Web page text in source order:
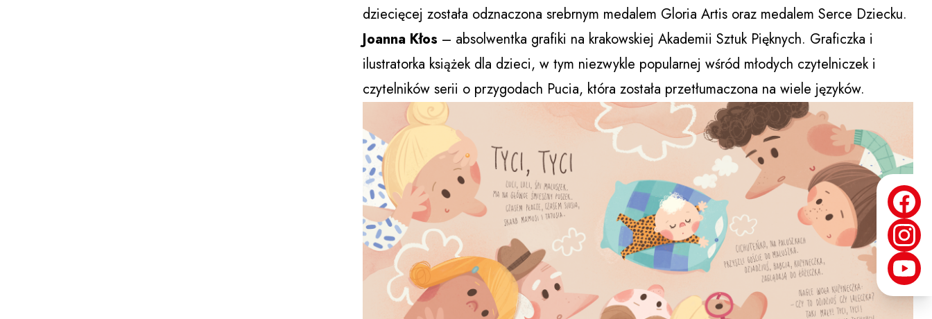
dziecięcej została odznaczona srebrnym medalem Gloria Artis oraz medalem Serce Dziecku.
Joanna Kłos – absolwentka grafiki na krakowskiej Akademii Sztuk Pięknych. Graficzka i
ilustratorka książek dla dzieci, w tym niezwykle popularnej wśród młodych czytelniczek i
czytelników serii o przygodach Pucia, która została przetłumaczona na wiele języków.